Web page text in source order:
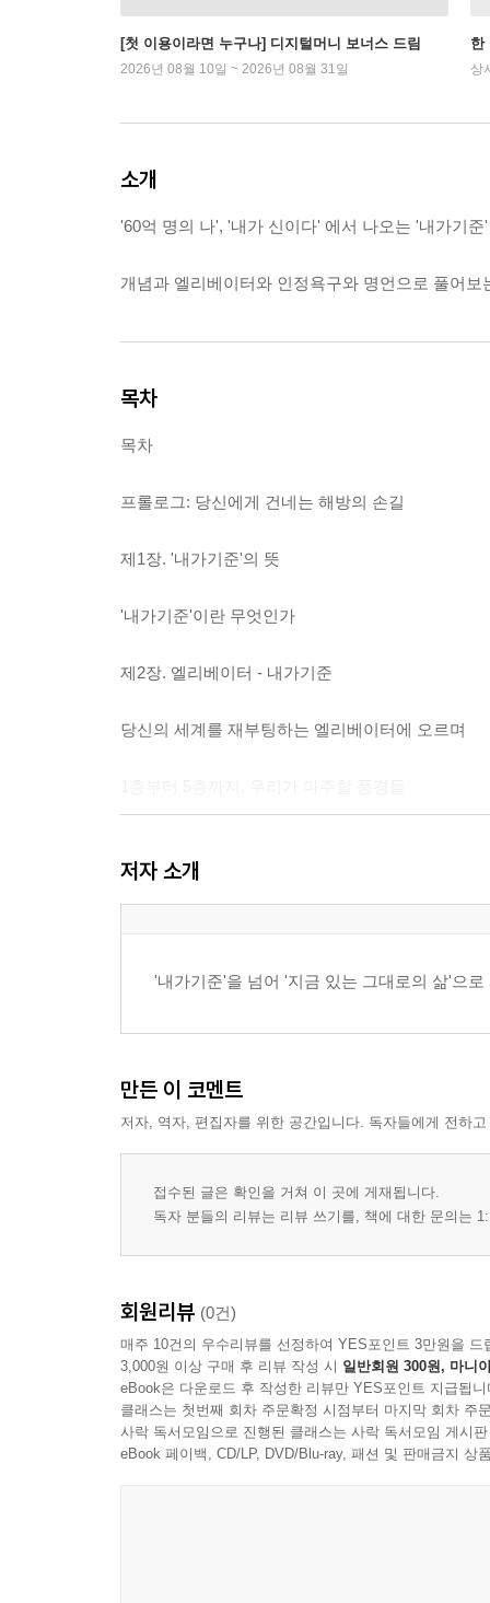
[첫 이용이라면 누구나] 디지털머니 보너스 드림
2026년 08월 10일 ~ 2026년 08월 31일
한
상
소개
'60억 명의 나', '내가 신이다' 에서 나오는 '내가기
개념과 엘리베이터와 인정욕구와 명언으로 풀어보
목차
목차
프롤로그: 당신에게 건네는 해방의 손길
제1장. '내가기준'의 뜻
'내가기준'이란 무엇인가
제2장. 엘리베이터 - 내가기준
당신의 세계를 재부팅하는 엘리베이터에 오르며
[1층] 인식의 로비: 당신의 삶을 지배하는 '가짜 법
[4층] 관계의 층: 부부, 두 개의 가짜 법전이 벌이는
[4층] 부모-자식 불통의 종말: '내 아이'라는 필터를
제3장. 인정
삭제 불가능한 기본 세팅값: '나 좀 봐줘'
내가기준 생성 이전: 생존을 위한 갈구
저자 소개
'내가기준'을 넘어 '지금 있는 그대로의 삶'으
만든 이 코멘트
저자, 역자, 편집자를 위한 공간입니다. 독자들에게 전하
접수된 글은 확인을 거쳐 이 곳에 게재됩니다.
독자 분들의 리뷰는 리뷰 쓰기를, 책에 대한 문의는
회원리뷰 (0건)
매주 10건의 우수리뷰를 선정하여 YES포인트 3만원을 드
3,000원 이상 구매 후 리뷰 작성 시 일반회원 300원, 마니
eBook은 다운로드 후 작성한 리뷰만 YES포인트 지급됩니
클래스는 첫번째 회차 주문확정 시점부터 마지막 회차 주
사락 독서모임으로 진행된 클래스는 사락 독서모임 게시
eBook 페이백, CD/LP, DVD/Blu-ray, 패션 및 판매금지 상